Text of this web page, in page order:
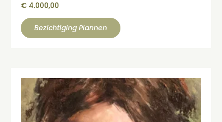
€ 4.000,00
Bezichtiging Plannen